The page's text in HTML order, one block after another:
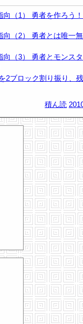
（1） 勇者を作ろう！
向（2） 勇者とは唯一
向（3） 勇者とモンス
2ブロック割り振り、
積ん読